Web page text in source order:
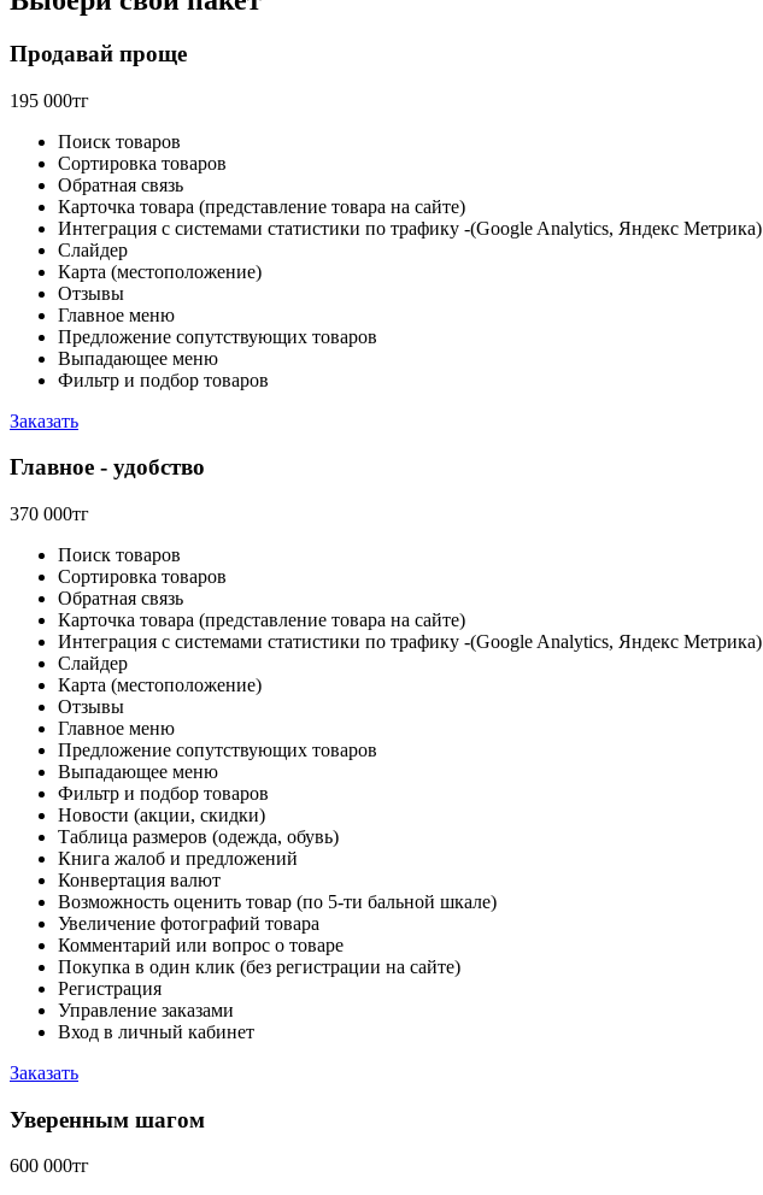
Продавай проще
195 000тг
Поиск товаров
Сортировка товаров
Обратная связь
Карточка товара (представление товара на сайте)
Интеграция с системами статистики по трафику -(Google Analytics, Яндекс Метрика)
Слайдер
Карта (местоположение)
Отзывы
Главное меню
Предложение сопутствующих товаров
Выпадающее меню
Фильтр и подбор товаров
Заказать
Главное - удобство
370 000тг
Поиск товаров
Сортировка товаров
Обратная связь
Карточка товара (представление товара на сайте)
Интеграция с системами статистики по трафику -(Google Analytics, Яндекс Метрика)
Слайдер
Карта (местоположение)
Отзывы
Главное меню
Предложение сопутствующих товаров
Выпадающее меню
Фильтр и подбор товаров
Новости (акции, скидки)
Таблица размеров (одежда, обувь)
Книга жалоб и предложений
Конвертация валют
Возможность оценить товар (по 5-ти бальной шкале)
Увеличение фотографий товара
Комментарий или вопрос о товаре
Покупка в один клик (без регистрации на сайте)
Регистрация
Управление заказами
Вход в личный кабинет
Заказать
Уверенным шагом
600 000тг